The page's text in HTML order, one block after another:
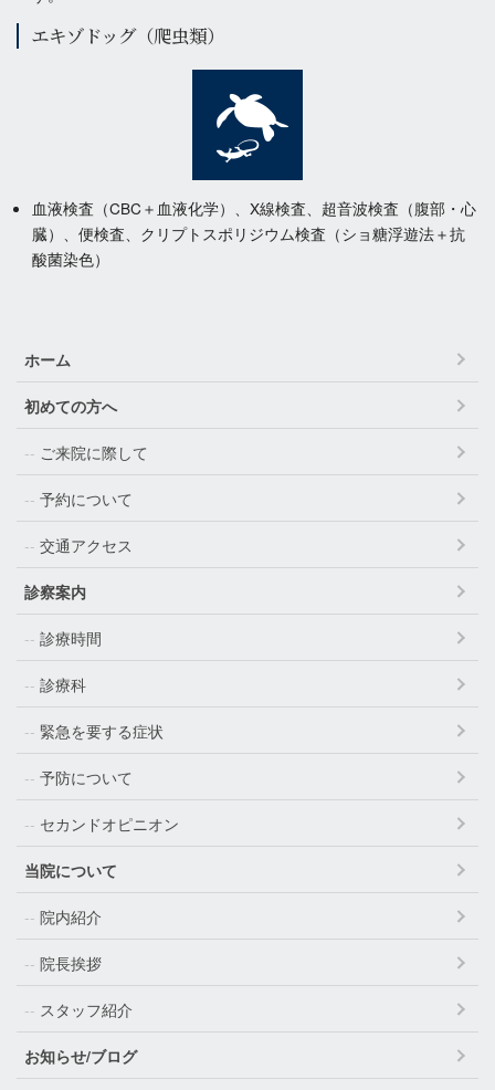
エキゾドッグ（爬虫類）
血液検査（CBC＋血液化学）、X線検査、超音波検査（腹部・心
臓）、便検査、クリプトスポリジウム検査（ショ糖浮遊法＋抗
酸菌染色）
ホーム
初めての方へ
ご来院に際して
予約について
交通アクセス
診察案内
診療時間
診療科
緊急を要する症状
予防について
セカンドオピニオン
当院について
院内紹介
院長挨拶
スタッフ紹介
お知らせ/ブログ